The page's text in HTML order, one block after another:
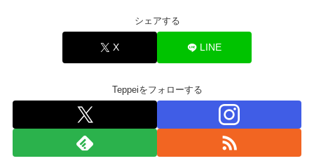
シェアする
X LINE
Teppeiをフォローする